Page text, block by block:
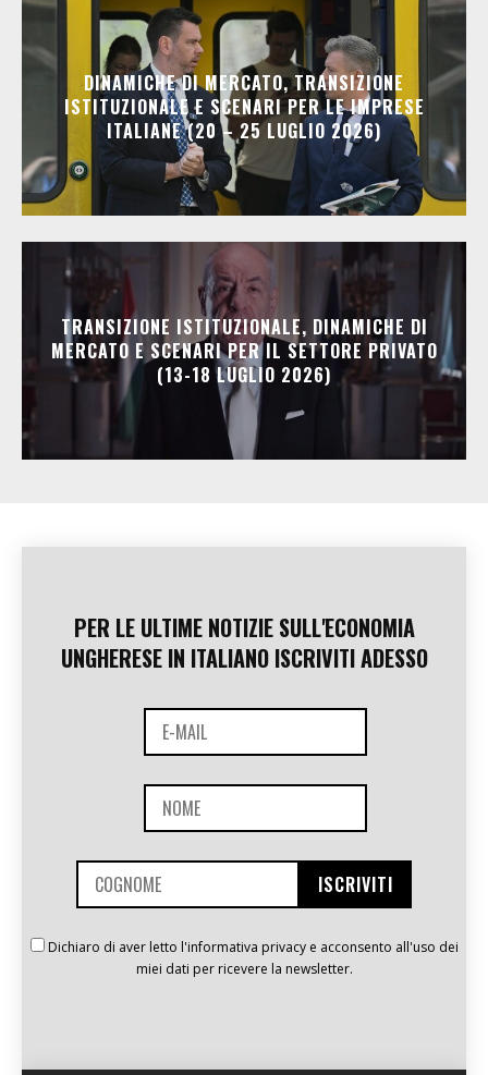
DINAMICHE DI MERCATO, TRANSIZIONE
ISTITUZIONALE E SCENARI PER LE IMPRESE
ITALIANE (20 – 25 LUGLIO 2026)
TRANSIZIONE ISTITUZIONALE, DINAMICHE DI
MERCATO E SCENARI PER IL SETTORE PRIVATO
(13-18 LUGLIO 2026)
PER LE ULTIME NOTIZIE SULL'ECONOMIA
UNGHERESE IN ITALIANO ISCRIVITI ADESSO
Dichiaro di aver letto l'informativa privacy e acconsento all'uso dei
miei dati per ricevere la newsletter.